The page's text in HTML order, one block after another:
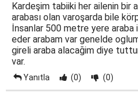
Kardeşim tabiiki her ailenin bir
arabası olan varoşarda bile
İnsanlar 500 metre yere araba
eder arabam var genelde
gireli araba alacağim diye
var.
Yanıtla (0) (0)